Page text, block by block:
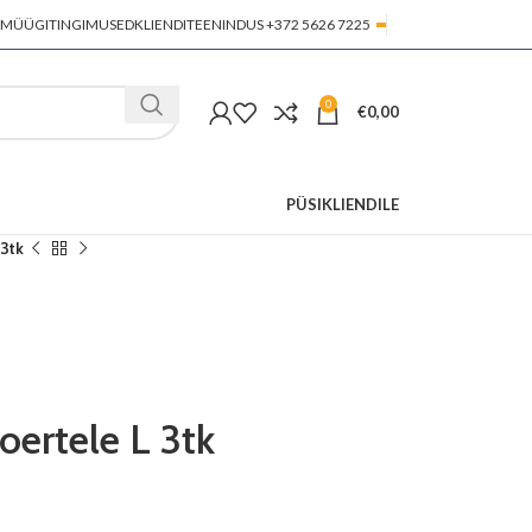
MÜÜGITINGIMUSEDKLIENDITEENINDUS +372 5626 7225
0 €0,00
PÜSIKLIENDILE
L 3tk